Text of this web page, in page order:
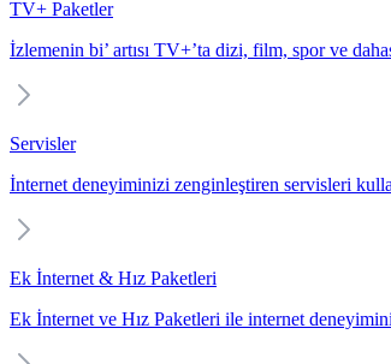
TV+ Paketler
İzlemenin bi’ artısı TV+’ta dizi, film, spor ve
Servisler
İnternet deneyiminizi zenginleştiren servisleri
Ek İnternet & Hız Paketleri
Ek İnternet ve Hız Paketleri ile internet